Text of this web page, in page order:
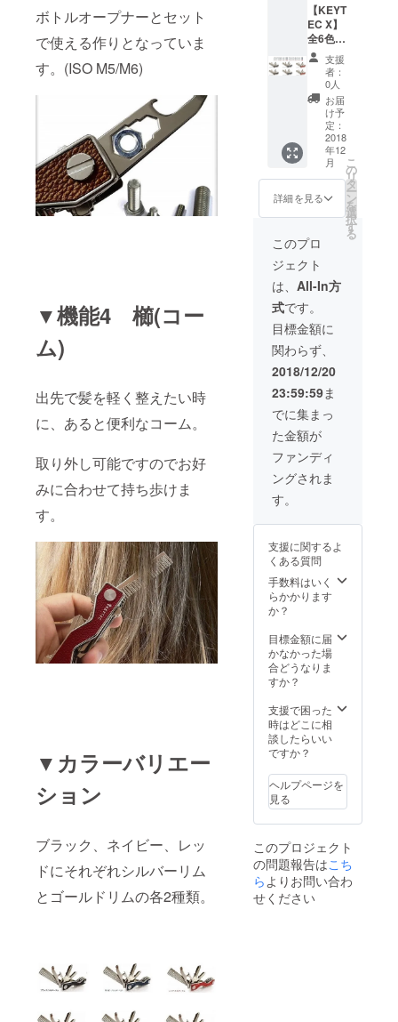
ボトルオープナーとセット
で使える作りとなっていま
す。(ISO M5/M6)
▼機能4 櫛(コー
ム)
出先で髪を軽く整えたい時
に、あると便利なコーム。
取り外し可能ですのでお好
みに合わせて持ち歩けま
す。
▼カラーバリエー
ション
ブラック、ネイビー、レッ
ドにそれぞれシルバーリム
とゴールドリムの各2種類。
【KEYT
EC X】
全6色フ
ルセッ
ト ブ
ラック/
シル
バーリ
ム×1個
ブラッ
ク/ゴー
ルドリ
ム×1個
ネイ
ビー/シ
ルバー
リム×1
個 ネイ
ビー/
ゴール
ドリム
×1個
レッ
ド /シ
ルバー
リム×1
個 レッ
ド /
ゴール
ドリム
×1個
支援
者：
0人
お届
け予
定：
2018
年12
月
詳細を見る
こ
の
リ
タ
ー
ン
を
選
択
す
る
このプロ
ジェクト
は、 All-In方
式です。
目標金額に
関わらず、
2018/12/20
23:59:59ま
でに集まっ
た金額が
ファンディ
ングされま
す。
支援に関するよ
くある質問
手数料はいく
らかかります
か？
目標金額に届
かなかった場
合どうなりま
すか？
支援で困った
時はどこに相
談したらいい
ですか？
ヘルプページを
見る
このプロジェクト
の問題報告はこち
ら よりお問い合わ
せください